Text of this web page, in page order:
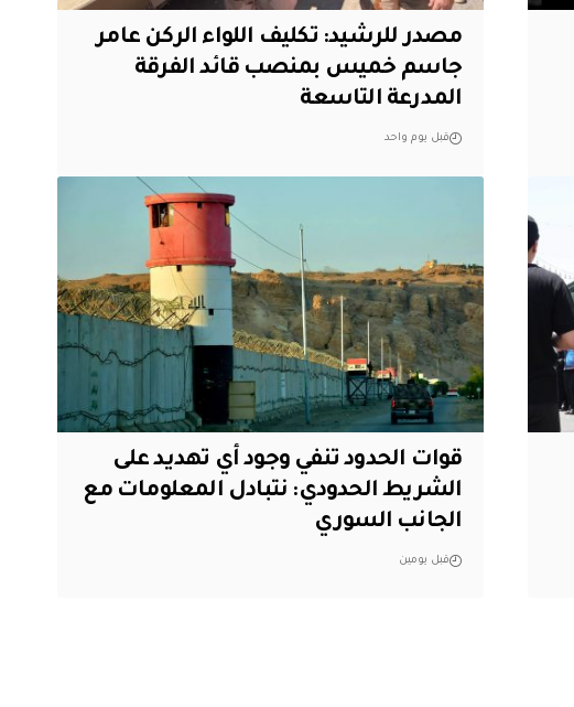
مصدر للرشيد: تكليف اللواء الركن عامر
جاسم خميس بمنصب قائد الفرقة
المدرعة التاسعة
قبل يوم واحد
قوات الحدود تنفي وجود أي تهديد على
الشريط الحدودي: نتبادل المعلومات مع
الجانب السوري
قبل يومين